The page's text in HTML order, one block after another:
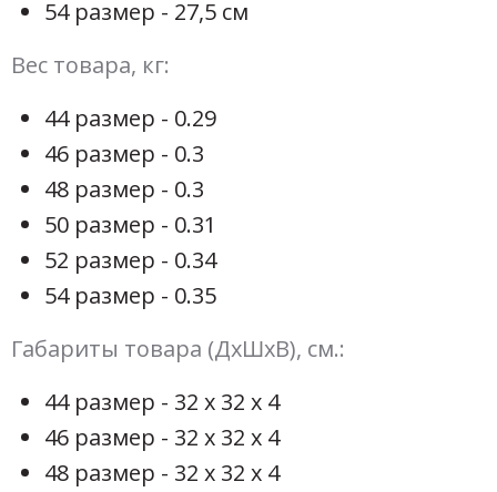
54 размер - 27,5 см
Вес товара, кг:
44 размер - 0.29
46 размер - 0.3
48 размер - 0.3
50 размер - 0.31
52 размер - 0.34
54 размер - 0.35
Габариты товара (ДхШхВ), см.:
44 размер - 32 х 32 х 4
46 размер - 32 х 32 х 4
48 размер - 32 х 32 х 4